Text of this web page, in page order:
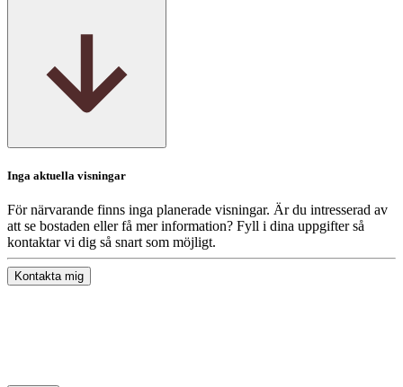
Inga aktuella visningar
För närvarande finns inga planerade visningar. Är du intresserad av
att se bostaden eller få mer information? Fyll i dina uppgifter så
kontaktar vi dig så snart som möjligt.
Kontakta mig